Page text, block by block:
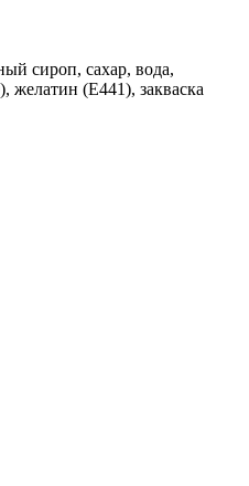
сироп, сахар, вода,
желатин (Е441), закваска